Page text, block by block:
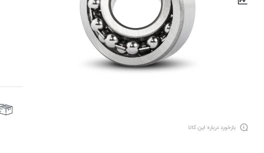
بازخورد درباره این کالا